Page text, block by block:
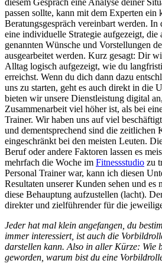
diesem Gespräch eine Analyse deiner
passen sollte, kann mit dem Experten ein
Beratungsgespräch vereinbart werden.
eine individuelle Strategie aufgezeigt, die
genannten Wünsche und Vorstellungen
ausgearbeitet werden. Kurz gesagt: Dir
Alltag logisch aufgezeigt, wie du
erreichst. Wenn du dich dann dazu
uns zu starten, geht es auch direkt in die
bieten wir unsere Dienstleistung digital
Zusammenarbeit viel höher ist, als bei
Trainer. Wir haben uns auf viel
und dementsprechend sind die zeitlichen
eingeschränkt bei den meisten Leuten.
Beruf oder andere Faktoren lassen es
mehrfach die Woche im Fitnessstudio zu
Personal Trainer war, kann ich diesen
Resultaten unserer Kunden sehen und es
diese Behauptung aufzustellen (lacht).
direkter und zielführender für die
Jeder hat mal klein angefangen, du
immer interessiert, ist auch die
darstellen kann. Also in aller Kürze: Wie
geworden, warum bist du eine